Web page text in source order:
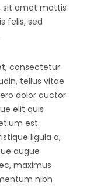
sit amet mattis
felis, sed
consectetur
tellus vitae
dolor auctor
elit quis
est.
ligula a,
augue
maximus
nibh